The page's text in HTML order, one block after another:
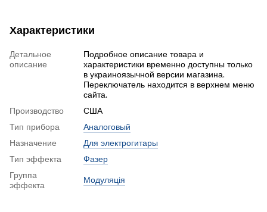
Характеристики
Детальное
описание
Подробное описание товара и
характеристики временно доступны только
в украиноязычной версии магазина.
Переключатель находится в верхнем меню
сайта.
Производство
США
Тип прибора
Аналоговый
Назначение
Для электрогитары
Тип эффекта
Фазер
Группа
эффекта
Модуляція